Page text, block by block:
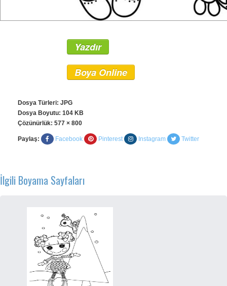
Yazdır
Boya Online
Dosya Türleri: JPG
Dosya Boyutu: 104 KB
Çözünürlük: 577 × 800
Paylaş: Facebook Pinterest Instagram Twitter
İlgili Boyama Sayfaları